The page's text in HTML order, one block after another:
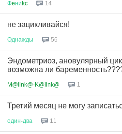
Фeниkc 14
не зацикливайся!
Однажды 56
Эндометриоз, ановулярный
возможна ли
M@link@-K@link@ 1
Третий месяц не могу
один-два 11